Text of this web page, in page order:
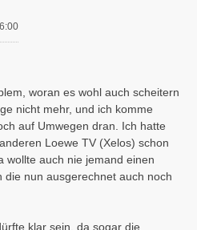
woran es wohl auch scheitern
nicht mehr, und ich komme
auf Umwegen dran. Ich hatte
Loewe TV (Xelos) schon
wollte auch nie jemand einen
die nun ausgerechnet auch noch
klar sein, da sogar die